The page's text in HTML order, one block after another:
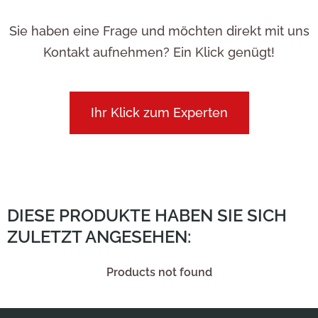
Sie haben eine Frage und möchten direkt mit uns
Kontakt aufnehmen? Ein Klick genügt!
Ihr Klick zum Experten
DIESE PRODUKTE HABEN SIE SICH
ZULETZT ANGESEHEN:
Products not found